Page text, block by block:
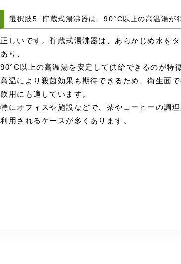
選択肢5. 貯蔵式湯沸器は、90°C以上の高温湯が
正しいです。貯蔵式湯沸器は、あらかじめ水を
あり、
90°C以上の高温湯を安定して供給できるのが特
高温により殺菌効果も期待できるため、衛生面で
飲用にも適しています。
特にオフィスや施設などで、茶やコーヒーの調理
利用されるケースが多くあります。